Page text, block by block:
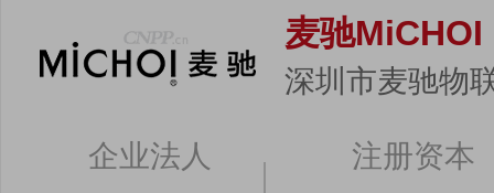
麦驰MiCHOI
深圳市麦驰物
企业法人
注册资本